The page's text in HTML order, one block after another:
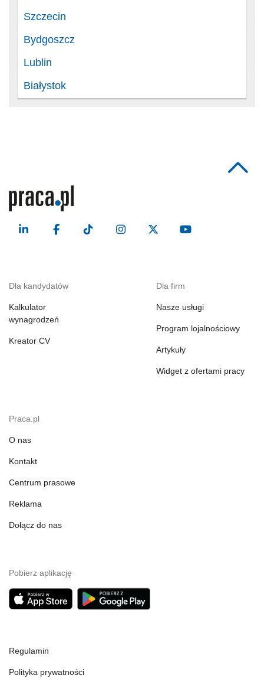
Szczecin
Bydgoszcz
Lublin
Białystok
Dla kandydatów
Kalkulator
wynagrodzeń
Kreator CV
Dla firm
Nasze usługi
Program lojalnościowy
Artykuły
Widget z ofertami pracy
Praca.pl
O nas
Kontakt
Centrum prasowe
Reklama
Dołącz do nas
Pobierz aplikację
Regulamin
Polityka prywatności